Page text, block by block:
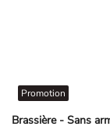
Promotion